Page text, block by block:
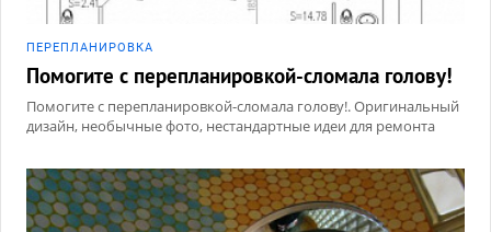
ПЕРЕПЛАНИРОВКА
Помогите с перепланировкой-сломала голову!
Помогите с перепланировкой-сломала голову!. Оригинальный
дизайн, необычные фото, нестандартные идеи для ремонта